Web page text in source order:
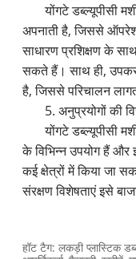
योंगटे डब्ल्यूपीसी
अपनाती है, जिससे
साधारण प्रशिक्षण के
सकते हैं। साथ ही,
है, जिससे परिचालन
5. अनुप्रयोगों की
योंगटे डब्ल्यूपीसी
के विभिन्न उपयोग हैं और
कई क्षेत्रों में किया जा
संरक्षण विशेषताएं इसे
हॉट टैग: लकड़ी प्लास्टिक